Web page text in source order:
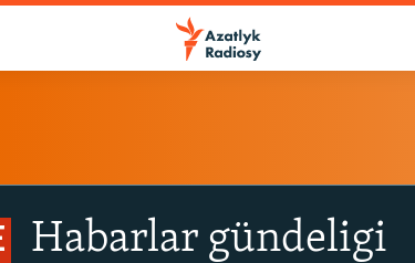
Habarlar gündeligi